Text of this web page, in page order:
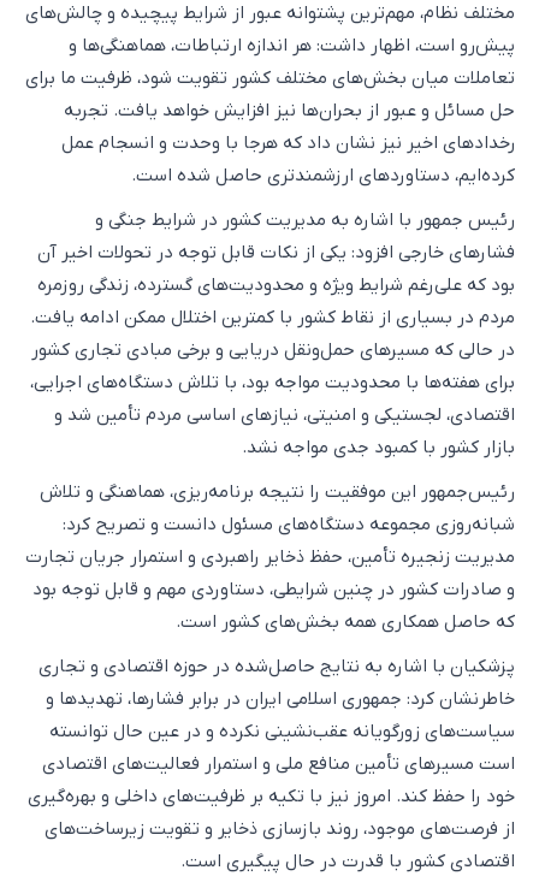
مختلف نظام، مهم‌ترین پشتوانه عبور از شرایط پیچیده و چالش‌های
پیش‌رو است، اظهار داشت: هر اندازه ارتباطات، هماهنگی‌ها و
تعاملات میان بخش‌های مختلف کشور تقویت شود، ظرفیت ما برای
حل مسائل و عبور از بحران‌ها نیز افزایش خواهد یافت. تجربه
رخدادهای اخیر نیز نشان داد که هرجا با وحدت و انسجام عمل
کرده‌ایم، دستاوردهای ارزشمندتری حاصل شده است.
رئیس جمهور با اشاره به مدیریت کشور در شرایط جنگی و
فشارهای خارجی افزود: یکی از نکات قابل توجه در تحولات اخیر آن
بود که علی‌رغم شرایط ویژه و محدودیت‌های گسترده، زندگی روزمره
مردم در بسیاری از نقاط کشور با کمترین اختلال ممکن ادامه یافت.
در حالی که مسیرهای حمل‌ونقل دریایی و برخی مبادی تجاری کشور
برای هفته‌ها با محدودیت مواجه بود، با تلاش دستگاه‌های اجرایی،
اقتصادی، لجستیکی و امنیتی، نیازهای اساسی مردم تأمین شد و
بازار کشور با کمبود جدی مواجه نشد.
رئیس‌جمهور این موفقیت را نتیجه برنامه‌ریزی، هماهنگی و تلاش
شبانه‌روزی مجموعه دستگاه‌های مسئول دانست و تصریح کرد:
مدیریت زنجیره تأمین، حفظ ذخایر راهبردی و استمرار جریان تجارت
و صادرات کشور در چنین شرایطی، دستاوردی مهم و قابل توجه بود
که حاصل همکاری همه بخش‌های کشور است.
پزشکیان با اشاره به نتایج حاصل‌شده در حوزه اقتصادی و تجاری
خاطرنشان کرد: جمهوری اسلامی ایران در برابر فشارها، تهدیدها و
سیاست‌های زورگویانه عقب‌نشینی نکرده و در عین حال توانسته
است مسیرهای تأمین منافع ملی و استمرار فعالیت‌های اقتصادی
خود را حفظ کند. امروز نیز با تکیه بر ظرفیت‌های داخلی و بهره‌گیری
از فرصت‌های موجود، روند بازسازی ذخایر و تقویت زیرساخت‌های
اقتصادی کشور با قدرت در حال پیگیری است.